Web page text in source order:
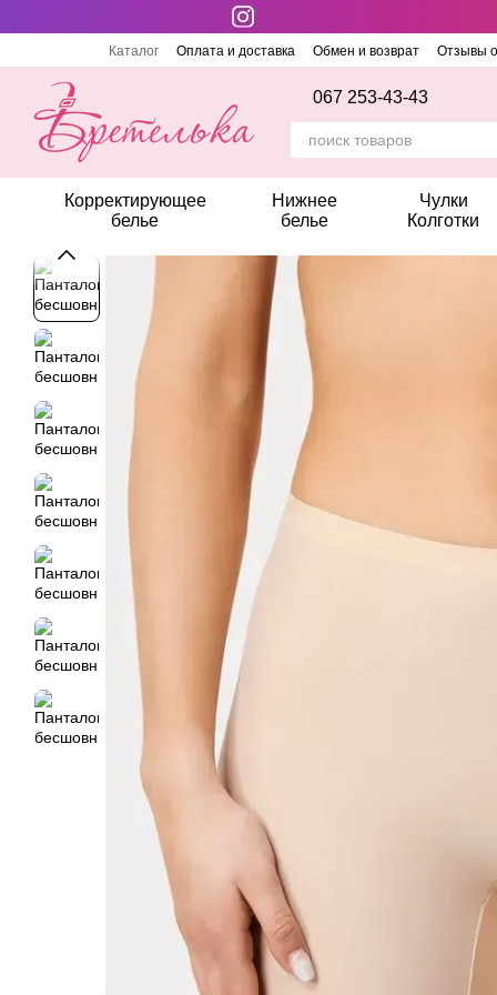
Перейти к основному контенту
Каталог Оплата и доставка Обмен и возврат Отзывы
067 253-43-43
Корректирующее
белье
Нижнее
белье
Чулки
Колготки